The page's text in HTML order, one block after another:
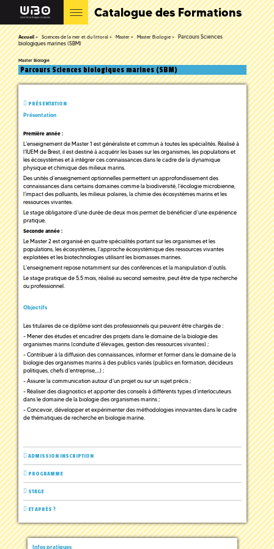
Catalogue des Formations
Accueil Sciences de la mer et du littoral Master Master Biologie
Parcours Sciences
biologiques marines (SBM)
Master Biologie
Parcours Sciences biologiques marines (SBM)
PRÉSENTATION
Présentation
Première année :
L’enseignement de Master 1 est généraliste et commun à toutes les spécialités. Réalisé à
l’IUEM de Brest, il est destiné à acquérir les bases sur les organismes, les populations et
les écosystèmes et à intégrer ces connaissances dans le cadre de la dynamique
physique et chimique des milieux marins.
Des unités d’enseignement optionnelles permettent un approfondissement des
connaissances dans certains domaines comme la biodiversité, l’écologie microbienne,
l’impact des polluants, les milieux polaires, la chimie des écosystèmes marins et les
ressources vivantes.
Le stage obligatoire d’une durée de deux mois permet de bénéficier d’une expérience
pratique.
Seconde année :
Le Master 2 est organisé en quatre spécialités portant sur les organismes et les
populations, les écosystèmes, l’approche écosystémique des ressources vivantes
exploitées et les biotechnologies utilisant les biomasses marines.
L’enseignement repose notamment sur des conférences et la manipulation d’outils.
Le stage pratique de 5.5 mois, réalisé au second semestre, peut être de type recherche
ou professionnel.
Objectifs
Les titulaires de ce diplôme sont des professionnels qui peuvent être chargés de :
- Mener des études et encadrer des projets dans le domaine de la biologie des
organismes marins (conduite d’élevages, gestion des ressources vivantes) ;
- Contribuer à la diffusion des connaissances, informer et former dans le domaine de la
biologie des organismes marins à des publics variés (publics en formation, décideurs
politiques, chefs d’entreprise,…) ;
- Assurer la communication autour d’un projet ou sur un sujet précis ;
- Réaliser des diagnostics et apporter des conseils à différents types d’interlocuteurs
dans le domaine de la biologie des organismes marins ;
- Concevoir, développer et expérimenter des méthodologies innovantes dans le cadre
de thématiques de recherche en biologie marine.
ADMISSION INSCRIPTION
PROGRAMME
STAGE
ET APRÈS ?
Infos pratiques